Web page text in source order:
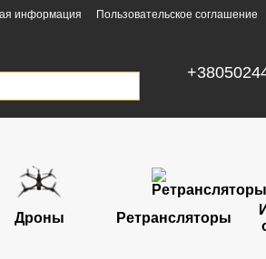
информация
Пользовательское соглашение
Дроны Ретрансляторы